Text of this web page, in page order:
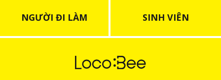
NGƯỜI ĐI LÀM SINH VIÊN